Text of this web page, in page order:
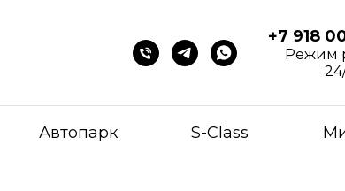
+7 918
Режим
Автопарк S-Class